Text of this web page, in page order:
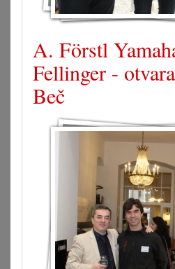
A. Förstl
Fellinger -
Beč